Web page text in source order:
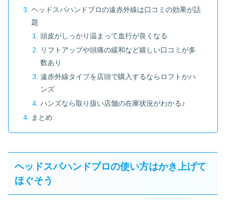
ヘッドスパハンドプロの遠赤外線は口コミの効果が話
題
頭皮がしっかり温まって血行が良くなる
リフトアップや頭痛の緩和など嬉しい口コミが多
数あり
遠赤外線タイプを店頭で購入するならロフトかハ
ンズ
ハンズなら取り扱い店舗の在庫状況がわかる♪
まとめ
ヘッドスパハンドプロの使い方はかき上げて
ほぐそう